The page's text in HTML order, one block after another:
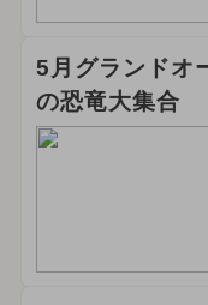
5月グランドオ
の恐竜大集合